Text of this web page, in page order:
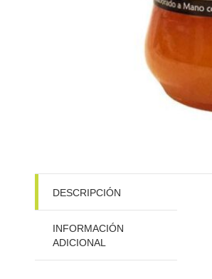
DESCRIPCIÓN
INFORMACIÓN
ADICIONAL